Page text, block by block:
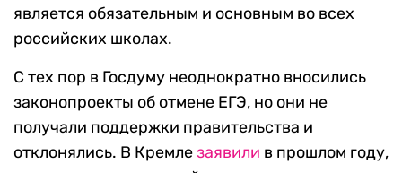
является обязательным и основным во всех
российских школах.
С тех пор в Госдуму неоднократно вносились
законопроекты об отмене ЕГЭ, но они не
получали поддержки правительства и
отклонялись. В Кремлезаявили в прошлом году,